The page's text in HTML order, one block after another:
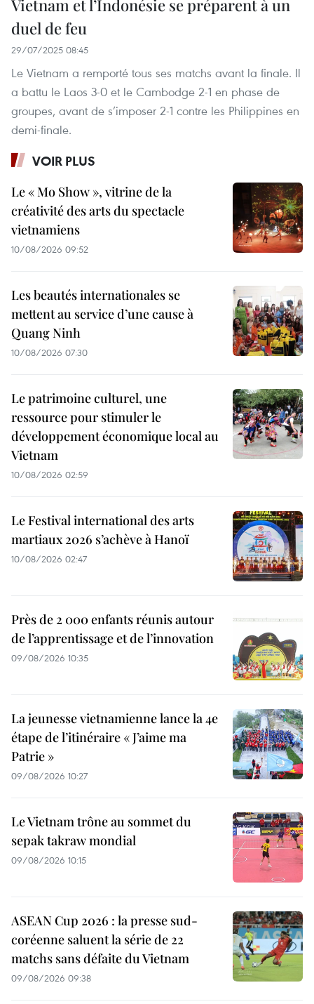
Vietnam et l’Indonésie se préparent à un
duel de feu
29/07/2025 08:45
Le Vietnam a remporté tous ses matchs avant la finale. Il
a battu le Laos 3-0 et le Cambodge 2-1 en phase de
groupes, avant de s’imposer 2-1 contre les Philippines en
demi-finale.
VOIR PLUS
Le « Mo Show », vitrine de la
créativité des arts du spectacle
vietnamiens
10/08/2026 09:52
Les beautés internationales se
mettent au service d’une cause à
Quang Ninh
10/08/2026 07:30
Le patrimoine culturel, une
ressource pour stimuler le
développement économique local au
Vietnam
10/08/2026 02:59
Le Festival international des arts
martiaux 2026 s’achève à Hanoï
10/08/2026 02:47
Près de 2 000 enfants réunis autour
de l’apprentissage et de l’innovation
09/08/2026 10:35
La jeunesse vietnamienne lance la 4e
étape de l’itinéraire « J’aime ma
Patrie »
09/08/2026 10:27
Le Vietnam trône au sommet du
sepak takraw mondial
09/08/2026 10:15
ASEAN Cup 2026 : la presse sud-
coréenne saluent la série de 22
matchs sans défaite du Vietnam
09/08/2026 09:38